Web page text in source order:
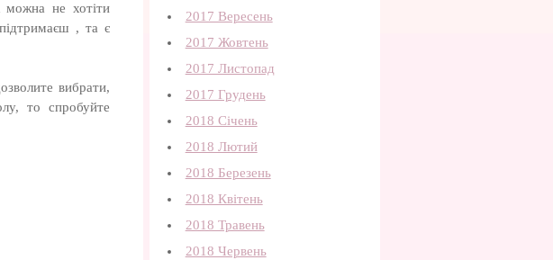
можна не хотіти
, та є
вибрати,
то спробуйте
2017 Вересень
2017 Жовтень
2017 Листопад
2017 Грудень
2018 Січень
2018 Лютий
2018 Березень
2018 Квітень
2018 Травень
2018 Червень